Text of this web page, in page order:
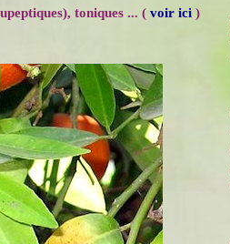
toniques ... ( voir ici )